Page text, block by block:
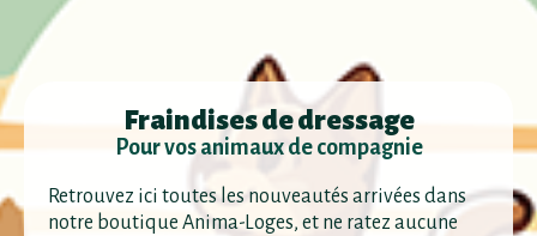
Fraindises de dressage
Pour vos animaux de compagnie
Retrouvez ici toutes les nouveautés arrivées dans
notre boutique Anima-Loges, et ne ratez aucune